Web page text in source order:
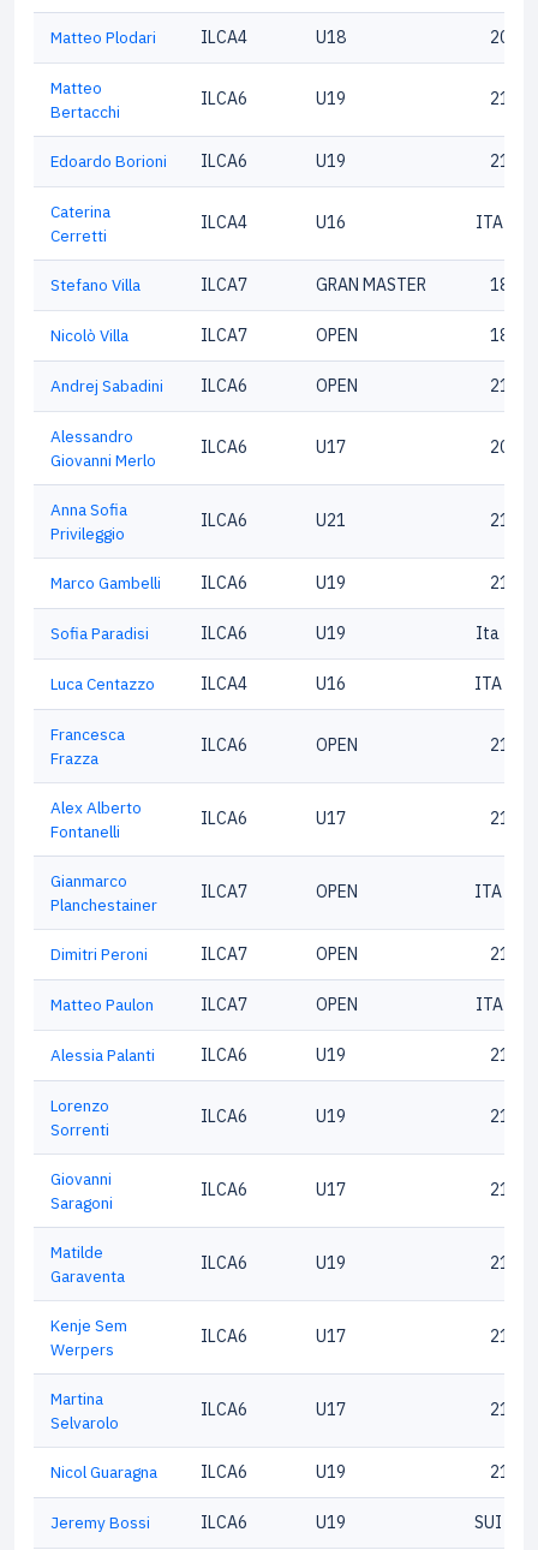
Matteo Plodari ILCA4 U18
Matteo
Bertacchi
ILCA6 U19
Edoardo Borioni ILCA6 U19
Caterina
Cerretti
ILCA4 U16
Stefano Villa ILCA7 GRAN MASTER
Nicolò Villa ILCA7 OPEN
Andrej Sabadini ILCA6 OPEN
Alessandro
Giovanni Merlo
ILCA6 U17
Anna Sofia
Privileggio
ILCA6 U21
Marco Gambelli ILCA6 U19
Sofia Paradisi ILCA6 U19 Ita
Luca Centazzo ILCA4 U16 ITA
Francesca
Frazza
ILCA6 OPEN
Alex Alberto
Fontanelli
ILCA6 U17
Gianmarco
Planchestainer
ILCA7 OPEN ITA
Dimitri Peroni ILCA7 OPEN
Matteo Paulon ILCA7 OPEN
Alessia Palanti ILCA6 U19
Lorenzo
Sorrenti
ILCA6 U19
Giovanni
Saragoni
ILCA6 U17
Matilde
Garaventa
ILCA6 U19
Kenje Sem
Werpers
ILCA6 U17
Martina
Selvarolo
ILCA6 U17
Nicol Guaragna ILCA6 U19
Jeremy Bossi ILCA6 U19 SUI